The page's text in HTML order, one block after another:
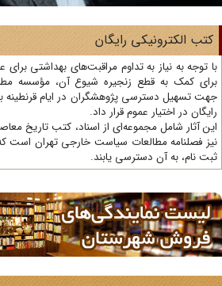
الکترونیکی رایگان
کمک به قطع زنجیره شیوع آن، مؤسسه
تسهیل دسترسی پژوهشگران در ایام قرنطینه
در اختیار عموم قرار داد.
آثار شامل مجموعه‌ای از اسناد، کتب تاریخ
فصلنامه مطالعات سیاست خارجی تهران است که
نام، به آن دسترسی یابند.